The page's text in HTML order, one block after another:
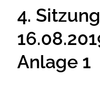
4.
Anlage 1